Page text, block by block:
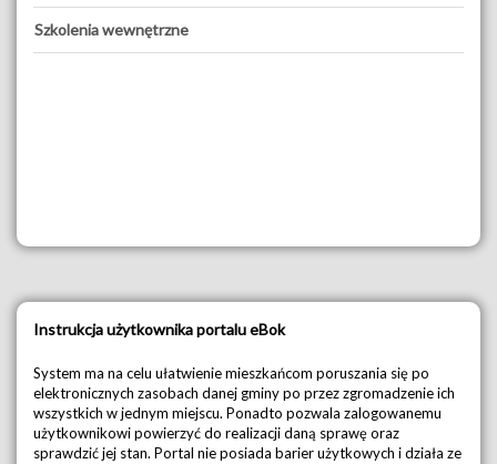
Szkolenia wewnętrzne
Instrukcja użytkownika portalu eBok
System ma na celu ułatwienie mieszkańcom poruszania się po
elektronicznych zasobach danej gminy po przez zgromadzenie ich
wszystkich w jednym miejscu. Ponadto pozwala zalogowanemu
użytkownikowi powierzyć do realizacji daną sprawę oraz
sprawdzić jej stan. Portal nie posiada barier użytkowych i działa ze